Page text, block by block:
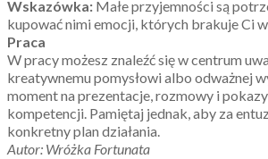
Wskazówka: Małe przyjemności są
kupować nimi emocji, których brakuje Ci
Praca
W pracy możesz znaleźć się w centrum
kreatywnemu pomysłowi albo odważnej
moment na prezentacje, rozmowy i
kompetencji. Pamiętaj jednak, aby za
konkretny plan działania.
Autor: Wróżka Fortunata